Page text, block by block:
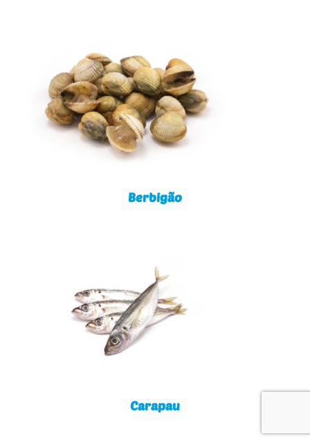
Berbigão
Berbigão
Carapau
Carapau